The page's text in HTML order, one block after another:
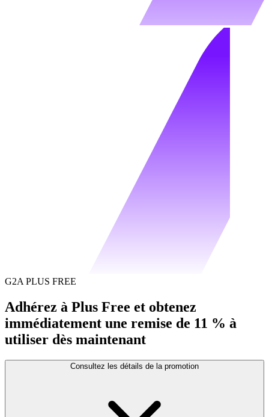
G2A PLUS FREE
Adhérez à Plus Free et obtenez
immédiatement une remise de 11 % à
utiliser dès maintenant
Consultez les détails de la promotion